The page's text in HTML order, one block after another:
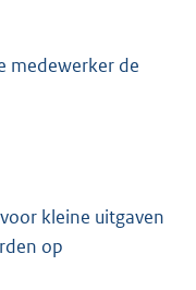
medewerker de
kleine uitgaven
op